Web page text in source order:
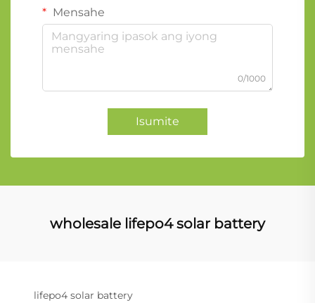
Mensahe
0/1000
Isumite
wholesale lifepo4 solar battery
lifepo4 solar battery